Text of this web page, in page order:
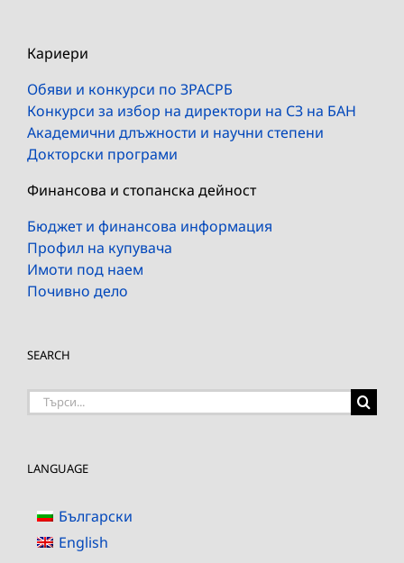
Кариери
Обяви и конкурси по ЗРАСРБ
Конкурси за избор на директори на СЗ на БАН
Академични длъжности и научни степени
Докторски програми
Финансова и стопанска дейност
Бюджет и финансова информация
Профил на купувача
Имоти под наем
Почивно дело
SEARCH
Търсене
LANGUAGE
Български
English